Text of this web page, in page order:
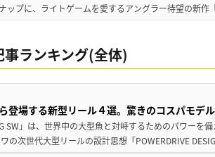
ップに、ライトゲームを愛するアングラー待望の新
事ランキング(全体)
登場する新型リール４選。驚きのコスパモデ
SW」は、世界中の大型魚と対峙するためのパワーを
の次世代大型リールの設計思想「POWERDRIVE